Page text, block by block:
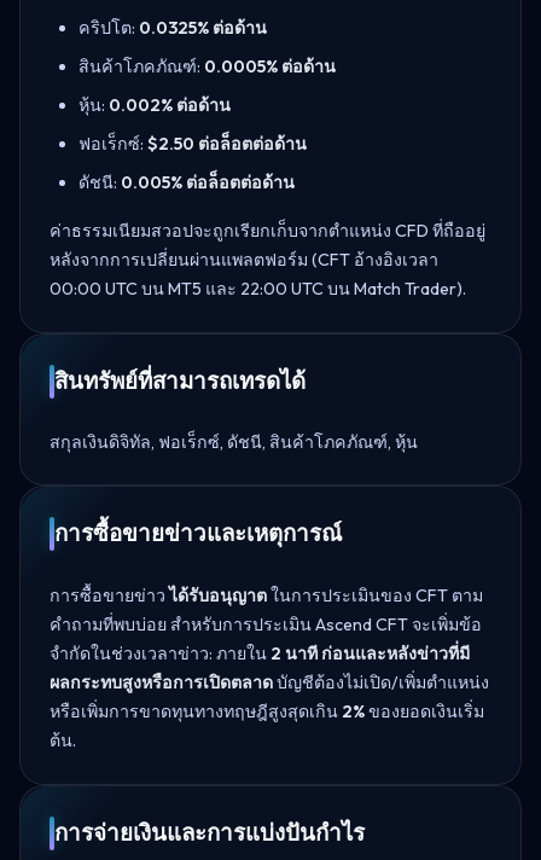
คริปโต: 0.0325% ต่อด้าน
สินค้าโภคภัณฑ์: 0.0005% ต่อด้าน
หุ้น: 0.002% ต่อด้าน
ฟอเร็กซ์: $2.50 ต่อล็อตต่อด้าน
ดัชนี: 0.005% ต่อล็อตต่อด้าน
ค่าธรรมเนียมสวอปจะถูกเรียกเก็บจากตำแหน่ง CFD ที่ถืออยู่
หลังจากการเปลี่ยนผ่านแพลตฟอร์ม (CFT อ้างอิงเวลา
00:00 UTC บน MT5 และ 22:00 UTC บน Match Trader).
สินทรัพย์ที่สามารถเทรดได้
สกุลเงินดิจิทัล, ฟอเร็กซ์, ดัชนี, สินค้าโภคภัณฑ์, หุ้น
การซื้อขายข่าวและเหตุการณ์
การซื้อขายข่าวได้รับอนุญาตในการประเมินของ CFT ตาม
คำถามที่พบบ่อย สำหรับการประเมิน Ascend CFT จะเพิ่มข้อ
จำกัดในช่วงเวลาข่าว: ภายใน 2 นาที ก่อนและหลังข่าวที่มี
ผลกระทบสูงหรือการเปิดตลาดบัญชีต้องไม่เปิด/เพิ่มตำแหน่ง
หรือเพิ่มการขาดทุนทางทฤษฎีสูงสุดเกิน 2%ของยอดเงินเริ่ม
ต้น.
การจ่ายเงินและการแบ่งปันกำไร